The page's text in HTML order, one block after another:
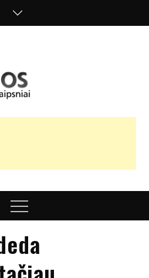
nuomonės
Menu